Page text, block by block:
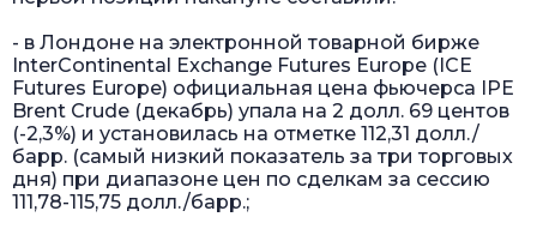
- в Лондоне на электронной товарной бирже
InterContinental Exchange Futures Europe (IСE
Futures Europe) официальная цена фьючерса IPE
Brent Crude (декабрь) упала на 2 долл. 69 центов
(-2,3%) и установилась на отметке 112,31 долл./
барр. (самый низкий показатель за три торговых
дня) при диапазоне цен по сделкам за сессию
111,78-115,75 долл./барр.;